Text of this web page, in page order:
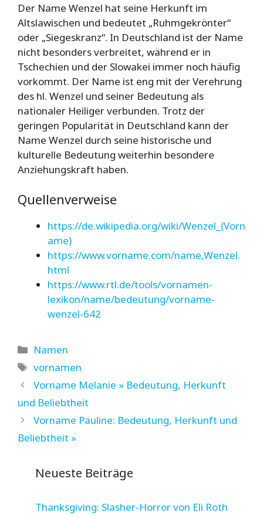
Der Name Wenzel hat seine Herkunft im
Altslawischen und bedeutet „Ruhmgekrönter“
oder „Siegeskranz“. In Deutschland ist der Name
nicht besonders verbreitet, während er in
Tschechien und der Slowakei immer noch häufig
vorkommt. Der Name ist eng mit der Verehrung
des hl. Wenzel und seiner Bedeutung als
nationaler Heiliger verbunden. Trotz der
geringen Popularität in Deutschland kann der
Name Wenzel durch seine historische und
kulturelle Bedeutung weiterhin besondere
Anziehungskraft haben.
Quellenverweise
https://de.wikipedia.org/wiki/Wenzel_(Vorn
ame)
https://www.vorname.com/name,Wenzel.
html
https://www.rtl.de/tools/vornamen-
lexikon/name/bedeutung/vorname-
wenzel-642
Kategorien
Namen
Schlagwörter
vornamen
Vorname Melanie » Bedeutung, Herkunft
und Beliebtheit
Vorname Pauline: Bedeutung, Herkunft und
Beliebtheit »
Neueste Beiträge
Thanksgiving: Slasher-Horror von Eli Roth